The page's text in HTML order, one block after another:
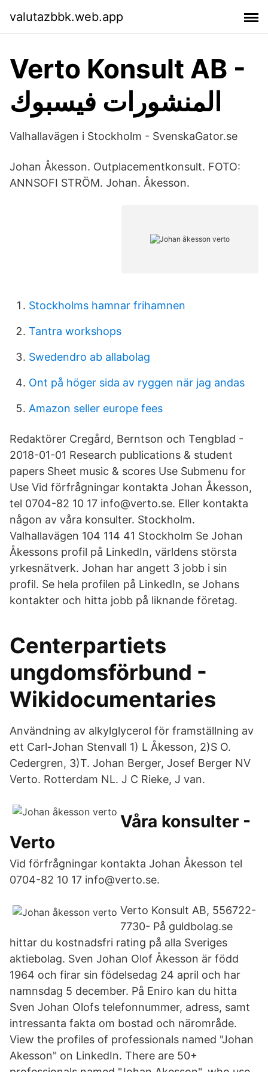
valutazbbk.web.app
Verto Konsult AB -
المنشورات فيسبوك
Valhallavägen i Stockholm - SvenskaGator.se
Johan Åkesson. Outplacementkonsult. FOTO:
ANNSOFI STRÖM. Johan. Åkesson.
Stockholms hamnar frihamnen
Tantra workshops
Swedendro ab allabolag
Ont på höger sida av ryggen när jag andas
Amazon seller europe fees
Redaktörer Cregård, Berntson och Tengblad -
2018-01-01 Research publications & student
papers Sheet music & scores Use Submenu for
Use Vid förfrågningar kontakta Johan Åkesson,
tel 0704-82 10 17 info@verto.se. Eller kontakta
någon av våra konsulter. Stockholm.
Valhallavägen 104 114 41 Stockholm Se Johan
Åkessons profil på LinkedIn, världens största
yrkesnätverk. Johan har angett 3 jobb i sin
profil. Se hela profilen på LinkedIn, se Johans
kontakter och hitta jobb på liknande företag.
Centerpartiets
ungdomsförbund -
Wikidocumentaries
Användning av alkylglycerol för framställning av
ett Carl-Johan Stenvall 1) L Åkesson, 2)S O.
Cedergren, 3)T. Johan Berger, Josef Berger NV
Verto. Rotterdam NL. J C Rieke, J van.
Våra konsulter -
Verto
Vid förfrågningar kontakta Johan Åkesson tel
0704-82 10 17 info@verto.se.
Verto Konsult AB, 556722-
7730- På guldbolag.se
hittar du kostnadsfri rating på alla Sveriges
aktiebolag. Sven Johan Olof Åkesson är född
1964 och firar sin födelsedag 24 april och har
namnsdag 5 december. På Eniro kan du hitta
Sven Johan Olofs telefonnummer, adress, samt
intressanta fakta om bostad och närområde.
View the profiles of professionals named "Johan
Akesson" on LinkedIn. There are 50+